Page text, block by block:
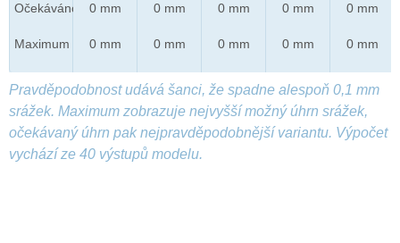
Očekáváno
Maximum
0 mm
0 mm
0 mm
0 mm
0 mm
0 mm
0 mm
0 mm
0 mm
0 mm
Pravděpodobnost udává šanci, že spadne alespoň 0,1 mm
srážek. Maximum zobrazuje nejvyšší možný úhrn srážek,
očekávaný úhrn pak nejpravděpodobnější variantu. Výpočet
vychází ze 40 výstupů modelu.